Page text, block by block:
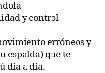
y control
erróneos y
espalda) que te
día a día.